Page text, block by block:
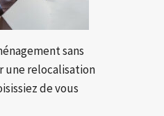
sans
une relocalisation
de vous